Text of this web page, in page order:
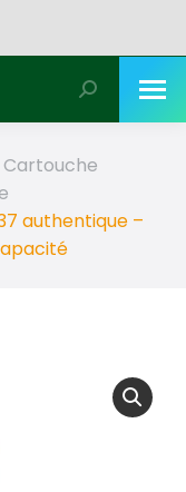
Recherche
:
Cartouche
authentique –